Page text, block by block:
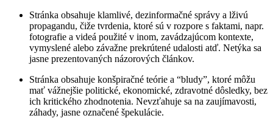
Stránka obsahuje klamlivé, dezinformačné správy a lživú
propagandu, čiže tvrdenia, ktoré sú v rozpore s faktami, napr.
fotografie a videá použité v inom, zavádzajúcom kontexte,
vymyslené alebo závažne prekrútené udalosti atď. Netýka sa
jasne prezentovaných názorových článkov.
Stránka obsahuje konšpiračné teórie a “bludy”, ktoré môžu
mať vážnejšie politické, ekonomické, zdravotné dôsledky, bez
ich kritického zhodnotenia. Nevzťahuje sa na zaujímavosti,
záhady, jasne označené špekulácie.